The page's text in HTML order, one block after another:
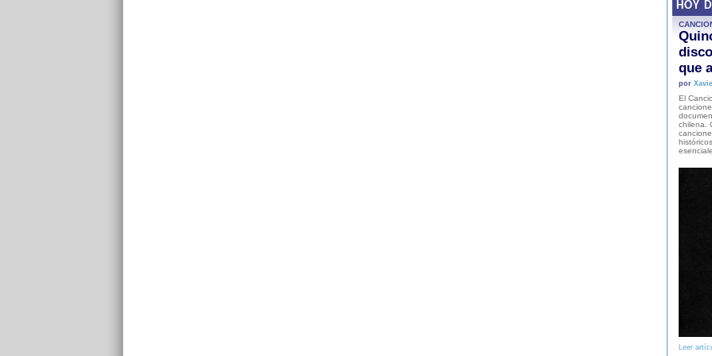
HOY
que
por
El
chilena.
Leer